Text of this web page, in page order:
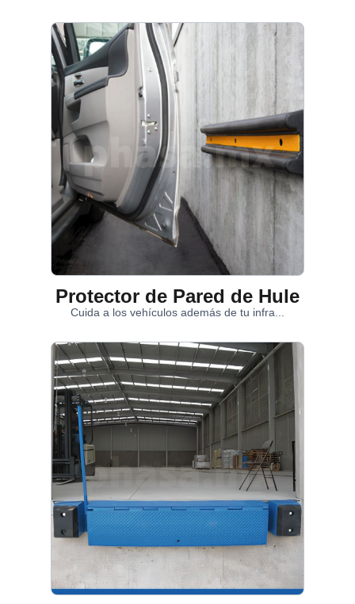
Protector de Pared de Hule
Cuida a los vehículos además de tu infra...